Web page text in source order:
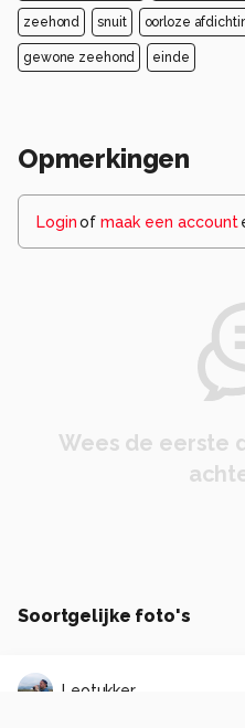
zeehond snuit oorloze
gewone zeehond einde
Opmerkingen
Loginof maak een account
Wees de eerste
Soortgelijke foto's
Leotukker